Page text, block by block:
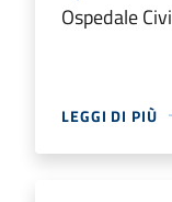
Ospedale
LEGGI DI PIÙ